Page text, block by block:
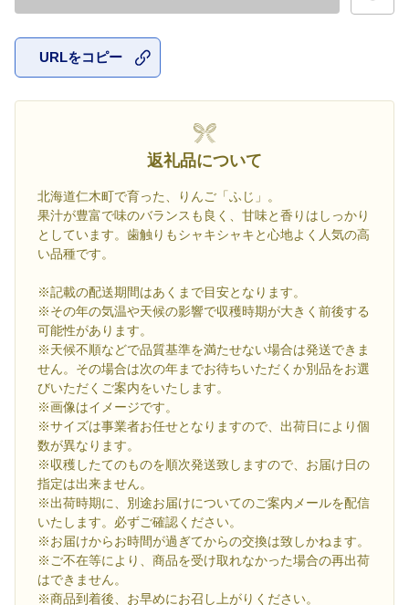
URLをコピー
返礼品について
北海道仁木町で育った、りんご「ふじ」。
果汁が豊富で味のバランスも良く、甘味と香りはしっかり
としています。歯触りもシャキシャキと心地よく人気の高
い品種です。
※記載の配送期間はあくまで目安となります。
※その年の気温や天候の影響で収穫時期が大きく前後する
可能性があります。
※天候不順などで品質基準を満たせない場合は発送できま
せん。その場合は次の年までお待ちいただくか別品をお選
びいただくご案内をいたします。
※画像はイメージです。
※サイズは事業者お任せとなりますので、出荷日により個
数が異なります。
※収穫したてのものを順次発送致しますので、お届け日の
指定は出来ません。
※出荷時期に、別途お届けについてのご案内メールを配信
いたします。必ずご確認ください。
※お届けからお時間が過ぎてからの交換は致しかねます。
※ご不在等により、商品を受け取れなかった場合の再出荷
はできません。
※商品到着後、お早めにお召し上がりください。